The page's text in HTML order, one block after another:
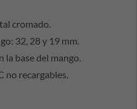
cromado.
32, 28 y 19 mm.
la base del mango.
no recargables.